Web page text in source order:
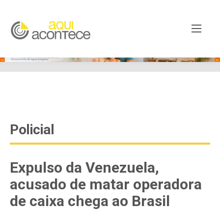
googleb82de9a22cec23e8.html
Policial
Expulso da Venezuela,
acusado de matar operadora
de caixa chega ao Brasil